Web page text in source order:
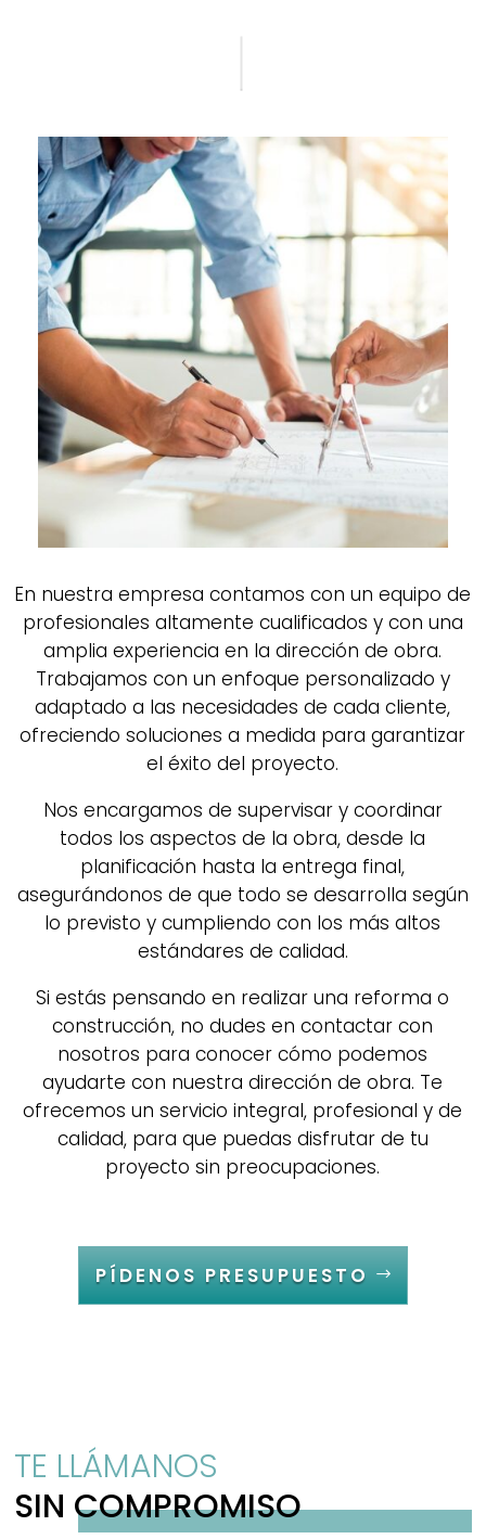
En nuestra empresa contamos con un equipo de
profesionales altamente cualificados y con una
amplia experiencia en la dirección de obra.
Trabajamos con un enfoque personalizado y
adaptado a las necesidades de cada cliente,
ofreciendo soluciones a medida para garantizar
el éxito del proyecto.
Nos encargamos de supervisar y coordinar
todos los aspectos de la obra, desde la
planificación hasta la entrega final,
asegurándonos de que todo se desarrolla según
lo previsto y cumpliendo con los más altos
estándares de calidad.
Si estás pensando en realizar una reforma o
construcción, no dudes en contactar con
nosotros para conocer cómo podemos
ayudarte con nuestra dirección de obra. Te
ofrecemos un servicio integral, profesional y de
calidad, para que puedas disfrutar de tu
proyecto sin preocupaciones.
PÍDENOS PRESUPUESTO
TE LLÁMANOS
SIN COMPROMISO